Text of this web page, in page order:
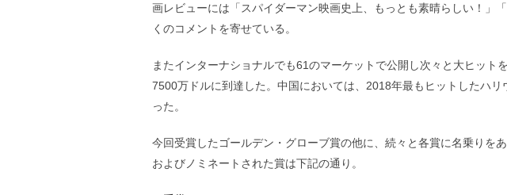
画レビューには「スパイダーマン映画史上、もっとも素晴らしい！」
くのコメントを寄せている。
またインターナショナルでも61のマーケットで公開し次々と大ヒット
7500万ドルに到達した。中国においては、2018年最もヒットしたハリ
った。
今回受賞したゴールデン・グローブ賞の他に、続々と各賞に名乗りを
およびノミネートされた賞は下記の通り。